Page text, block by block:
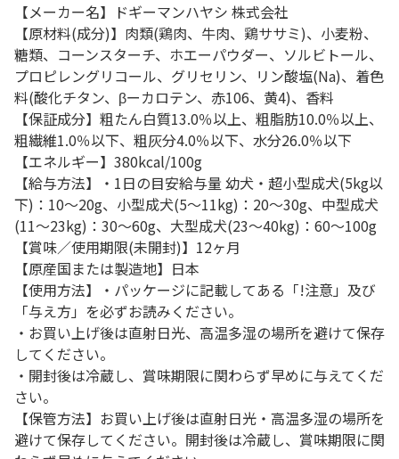
【メーカー名】ドギーマンハヤシ 株式会社
【原材料(成分)】肉類(鶏肉、牛肉、鶏ササミ)、小麦粉、
糖類、コーンスターチ、ホエーパウダー、ソルビトール、
プロピレングリコール、グリセリン、リン酸塩(Na)、着色
料(酸化チタン、βーカロテン、赤106、黄4)、香料
【保証成分】粗たん白質13.0％以上、粗脂肪10.0％以上、
粗繊維1.0％以下、粗灰分4.0％以下、水分26.0％以下
【エネルギー】380kcal/100g
【給与方法】・1日の目安給与量 幼犬・超小型成犬(5kg以
下)：10～20g、小型成犬(5～11kg)：20～30g、中型成犬
(11～23kg)：30～60g、大型成犬(23～40kg)：60～100g
【賞味／使用期限(未開封)】12ヶ月
【原産国または製造地】日本
【使用方法】・パッケージに記載してある「!注意」及び
「与え方」を必ずお読みください。
・お買い上げ後は直射日光、高温多湿の場所を避けて保存
してください。
・開封後は冷蔵し、賞味期限に関わらず早めに与えてくだ
さい。
【保管方法】お買い上げ後は直射日光・高温多湿の場所を
避けて保存してください。開封後は冷蔵し、賞味期限に関